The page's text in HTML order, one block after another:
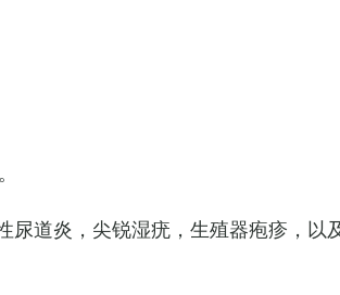
尿道炎，尖锐湿疣，生殖器疱疹，以